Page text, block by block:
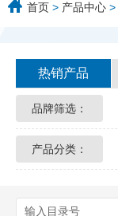
首页 > 产品中心 >
热销产品
品牌筛选：
产品分类：